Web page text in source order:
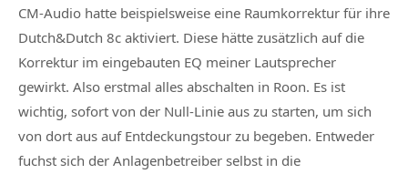
CM-Audio hatte beispielsweise eine Raumkorrektur für ihre
Dutch&Dutch 8c aktiviert. Diese hätte zusätzlich auf die
Korrektur im eingebauten EQ meiner Lautsprecher
gewirkt. Also erstmal alles abschalten in Roon. Es ist
wichtig, sofort von der Null-Linie aus zu starten, um sich
von dort aus auf Entdeckungstour zu begeben. Entweder
fuchst sich der Anlagenbetreiber selbst in die